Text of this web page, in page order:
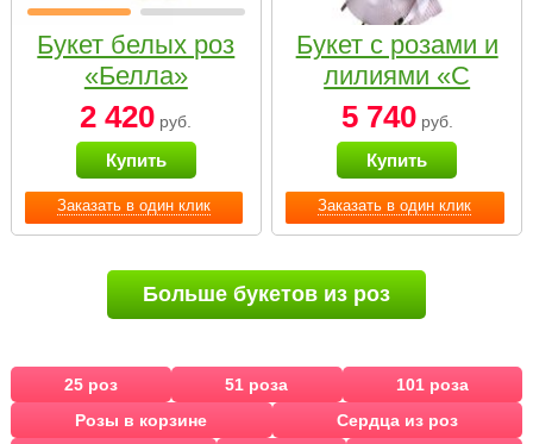
Заказать в один клик
Букет белых роз
«Белла»
2 420 руб.
Купить
Заказать в один клик
Букет с розами и
лилиями «С
наилучшими
пожеланиями»
5 740руб.
Купить
Больше букетов из роз
25 роз 51 роза
101 роза
Розы в корзине
Сердца из роз